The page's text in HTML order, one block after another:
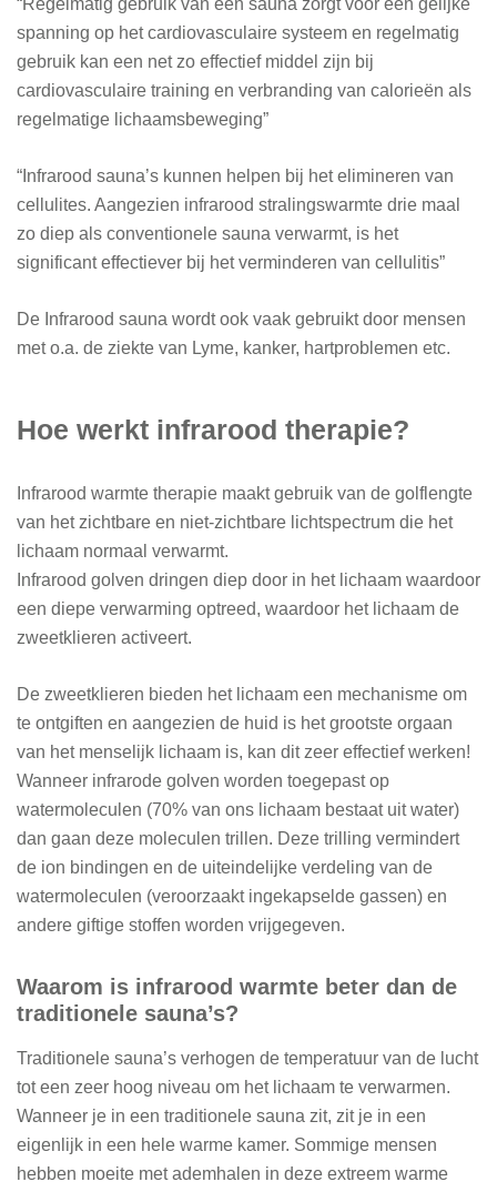
“Regelmatig gebruik van een sauna zorgt voor een gelijke
spanning op het cardiovasculaire systeem en regelmatig
gebruik kan een net zo effectief middel zijn bij
cardiovasculaire training en verbranding van calorieën als
regelmatige lichaamsbeweging”
“Infrarood sauna’s kunnen helpen bij het elimineren van
cellulites. Aangezien infrarood stralingswarmte drie maal
zo diep als conventionele sauna verwarmt, is het
significant effectiever bij het verminderen van cellulitis”
De Infrarood sauna wordt ook vaak gebruikt door mensen
met o.a. de ziekte van Lyme, kanker, hartproblemen etc.
Hoe werkt infrarood therapie?
Infrarood warmte therapie maakt gebruik van de golflengte
van het zichtbare en niet-zichtbare lichtspectrum die het
lichaam normaal verwarmt.
Infrarood golven dringen diep door in het lichaam waardoor
een diepe verwarming optreed, waardoor het lichaam de
zweetklieren activeert.
De zweetklieren bieden het lichaam een mechanisme om
te ontgiften en aangezien de huid is het grootste orgaan
van het menselijk lichaam is, kan dit zeer effectief werken!
Wanneer infrarode golven worden toegepast op
watermoleculen (70% van ons lichaam bestaat uit water)
dan gaan deze moleculen trillen. Deze trilling vermindert
de ion bindingen en de uiteindelijke verdeling van de
watermoleculen (veroorzaakt ingekapselde gassen) en
andere giftige stoffen worden vrijgegeven.
Waarom is infrarood warmte beter dan de
traditionele sauna’s?
Traditionele sauna’s verhogen de temperatuur van de lucht
tot een zeer hoog niveau om het lichaam te verwarmen.
Wanneer je in een traditionele sauna zit, zit je in een
eigenlijk in een hele warme kamer. Sommige mensen
hebben moeite met ademhalen in deze extreem warme